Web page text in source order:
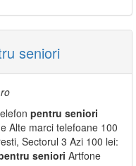
seniori
pentru seniori
Alte marci telefoane 100
Sectorul 3 Azi 100 lei:
seniori Artfone